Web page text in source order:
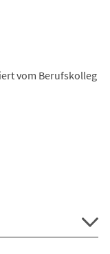
vom Berufskolleg